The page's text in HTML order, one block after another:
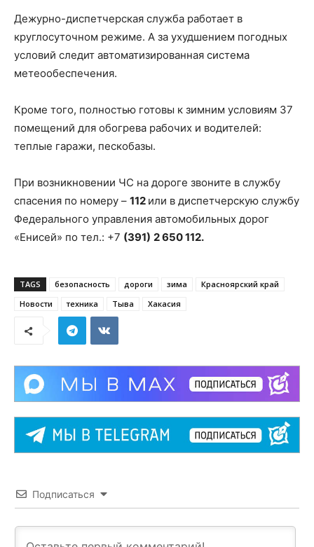
Дежурно-диспетчерская служба работает в
круглосуточном режиме. А за ухудшением погодных
условий следит автоматизированная система
метеообеспечения.
Кроме того, полностью готовы к зимним условиям 37
помещений для обогрева рабочих и водителей:
теплые гаражи, пескобазы.
При возникновении ЧС на дороге звоните в службу
спасения по номеру – 112 или в диспетчерскую службу
Федерального управления автомобильных дорог
«Енисей» по тел.: +7 (391) 2 650 112.
TAGS безопасность дороги зима
Красноярский край
Новости
техника Тыва Хакасия
Подписаться